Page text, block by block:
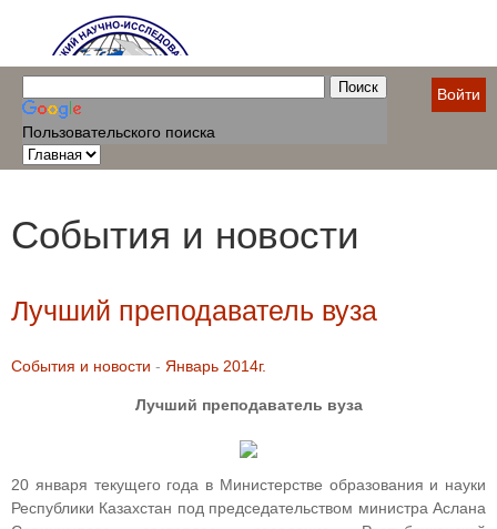
Пользовательского поиска
Войти
События и новости
Лучший преподаватель вуза
События и новости - Январь 2014г.
Лучший преподаватель вуза
20 января текущего года в Министерстве образования и науки
Республики Казахстан под председательством министра Аслана